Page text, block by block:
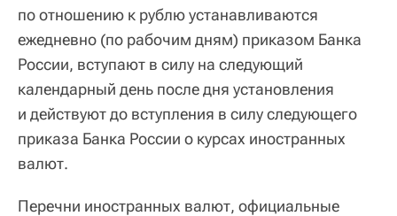
по отношению к рублю устанавливаются
ежедневно (по рабочим дням) приказом Банка
России, вступают в силу на следующий
календарный день после дня установления
и действуют до вступления в силу следующего
приказа Банка России о курсах иностранных
валют.
Перечни иностранных валют, официальные